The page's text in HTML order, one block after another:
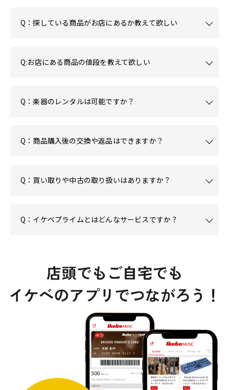
Q：探している商品がお店にあるか教えて欲しい
Q:お店にある商品の値段を教えて欲しい
Q：楽器のレンタルは可能ですか？
Q：商品購入後の交換や返品はできますか？
Q：買い取りや中古の取り扱いはありますか？
Q：イケベプライムとはどんなサービスですか？